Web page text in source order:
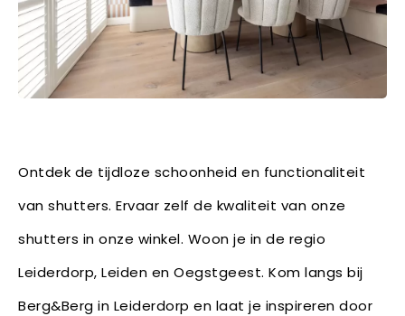
Ontdek de tijdloze schoonheid en functionaliteit
van shutters. Ervaar zelf de kwaliteit van onze
shutters in onze winkel. Woon je in de regio
Leiderdorp, Leiden en Oegstgeest. Kom langs bij
Berg&Berg in Leiderdorp en laat je inspireren door